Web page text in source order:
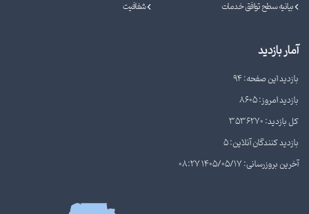
بیانیه سطح توافق خدمات
شفافیت
آمار بازدید
بازدید این صفحه: 94
بازدید امروز: 8605
کل بازدید: 3536270
بازدید کنندگان آنلاین: 5
آخرین بروزرسانی: 1405/05/17 08:27